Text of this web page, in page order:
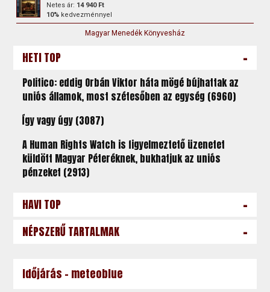
Netes ár: 14 940 Ft
10% kedvezménnyel
Magyar Menedék Könyvesház
HETI TOP -
Politico: eddig Orbán Viktor háta mögé bújhattak az
uniós államok, most szétesőben az egység (6960)
Így vagy úgy (3087)
A Human Rights Watch is figyelmeztető üzenetet
küldött Magyar Péteréknek, bukhatjuk az uniós
pénzeket (2913)
HAVI TOP -
NÉPSZERŰ TARTALMAK -
Időjárás - meteoblue